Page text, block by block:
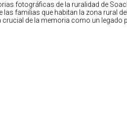
fotográficas de la ruralidad de
familias que habitan la zona rural
de la memoria como un legado